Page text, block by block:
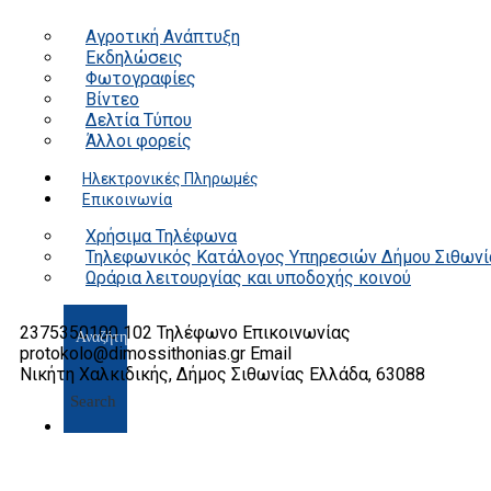
Αγροτική Ανάπτυξη
Εκδηλώσεις
Φωτογραφίες
Βίντεο
Δελτία Τύπου
Άλλοι φορείς
Ηλεκτρονικές Πληρωμές
Επικοινωνία
Χρήσιμα Τηλέφωνα
Τηλεφωνικός Κατάλογος Υπηρεσιών Δήμου
Ωράρια λειτουργίας και υποδοχής κοινού
Search
2375350100 102 Τηλέφωνο Επικοινωνίας
protokolo@dimossithonias.gr Email
Νικήτη Χαλκιδικής, Δήμος Σιθωνίας Ελλάδα, 63088